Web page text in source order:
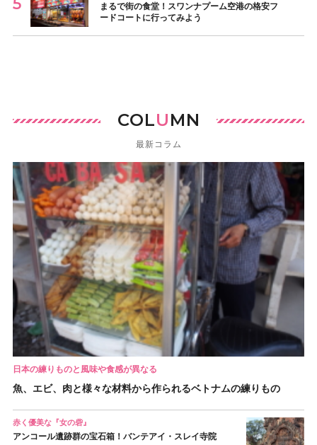
まるで街の食堂！スワンナプーム空港の格安フ
ードコートに行ってみよう
COLUMN
最新コラム
日本の練りものと風味や食感が異なる
魚、エビ、肉と様々な材料から作られるベトナムの練りもの
赤く優美な『女の砦』
アンコール遺跡群の宝石箱！バンテアイ・スレイ寺院